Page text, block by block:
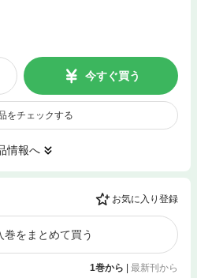
今すぐ買う
をチェックする
情報へ
お気に入り登録
巻をまとめて買う
1巻から | 最新刊から